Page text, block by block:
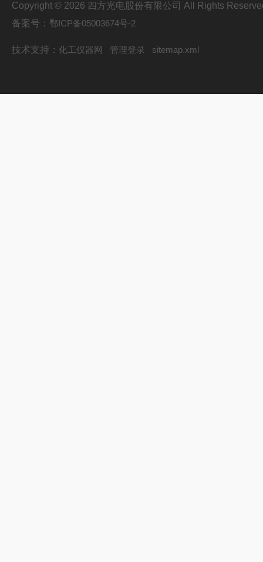
Copyright © 2026 四方光电股份有限公司 All Rights
备案号： 鄂ICP备05003674号-2
技术支持： 化工仪器网 管理登录 sitemap.xml